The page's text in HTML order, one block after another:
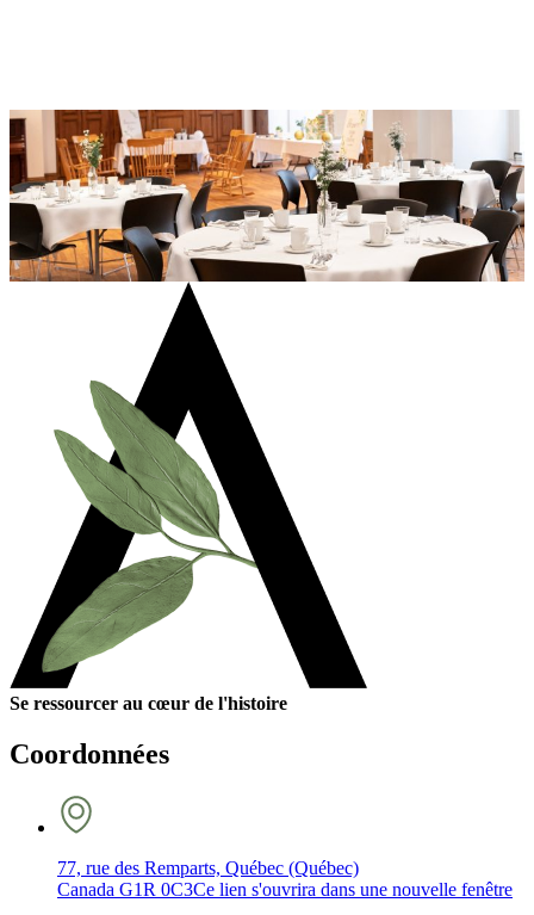
Se ressourcer au cœur de l'histoire
Coordonnées
77, rue des Remparts, Québec (Québec)
Canada G1R 0C3Ce lien s'ouvrira dans une nouvelle fenêtre